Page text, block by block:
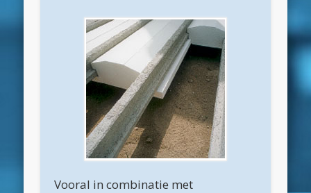
december 2024
november 2024
september 2024
maart 2024Vooral in combinatie met